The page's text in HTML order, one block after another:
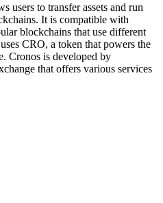
users to transfer assets and run
It is compatible with
blockchains that use different
CRO, a token that powers the
Cronos is developed by
that offers various services